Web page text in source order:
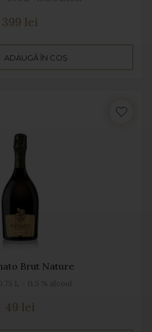
399 lei
ADAUGĂ ÎN COȘ
Brut Nature
49 lei